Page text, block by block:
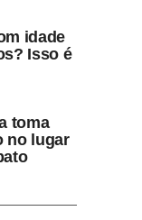
idade
Isso é
toma
no lugar